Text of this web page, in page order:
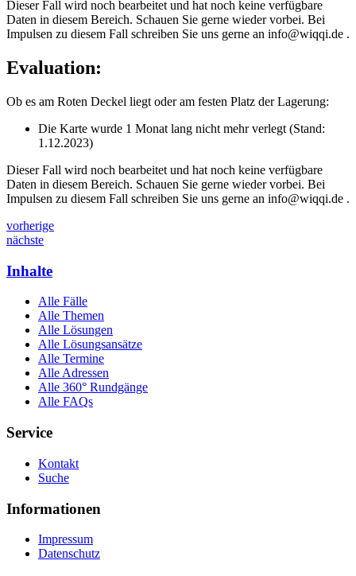
Dieser Fall wird noch bearbeitet und hat noch keine verfügbare
Daten in diesem Bereich. Schauen Sie gerne wieder vorbei. Bei
Impulsen zu diesem Fall schreiben Sie uns gerne an info@wiqqi.de .
Evaluation:
Ob es am Roten Deckel liegt oder am festen Platz der Lagerung:
Die Karte wurde 1 Monat lang nicht mehr verlegt (Stand:
1.12.2023)
Dieser Fall wird noch bearbeitet und hat noch keine verfügbare
Daten in diesem Bereich. Schauen Sie gerne wieder vorbei. Bei
Impulsen zu diesem Fall schreiben Sie uns gerne an info@wiqqi.de .
vorherige
nächste
Inhalte
Alle Fälle
Alle Themen
Alle Lösungen
Alle Lösungsansätze
Alle Termine
Alle Adressen
Alle 360° Rundgänge
Alle FAQs
Service
Kontakt
Suche
Informationen
Impressum
Datenschutz